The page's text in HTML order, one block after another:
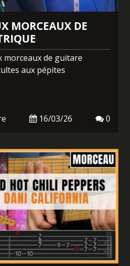
MORCEAUX DE
morceaux de guitare
aux pépites
16/03/26 0